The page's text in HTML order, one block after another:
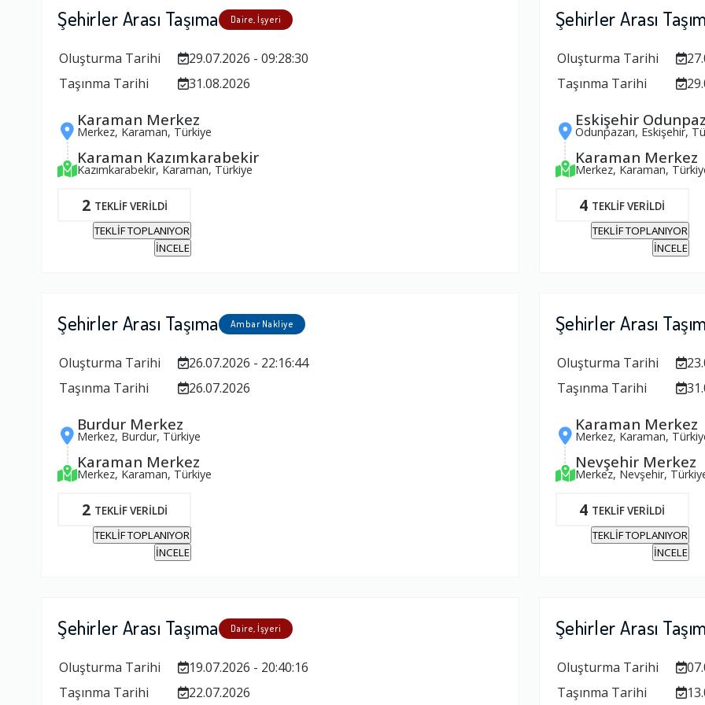
Şehirler Arası Taşıma Daire, İşyeri
Oluşturma Tarihi
29.07.2026 - 09:28:30
Taşınma Tarihi
31.08.2026
Karaman Merkez
Merkez, Karaman, Türkiye
Karaman Kazımkarabekir
Kazımkarabekir, Karaman, Türkiye
2 TEKLİF VERİLDİ
TEKLİF TOPLANIYOR
İNCELE
Şehirler Arası
Oluşturma Tarihi
Taşınma Tarihi
Eskişehir
Odunpazarı, Eskişehir,
Karaman Merkez
Merkez, Karaman,
4 TEKLİF VERİLDİ
TEKLİF TOPLANIYOR
İNCELE
Şehirler Arası Taşıma Ambar Nakliye
Oluşturma Tarihi
26.07.2026 - 22:16:44
Taşınma Tarihi
26.07.2026
Burdur Merkez
Merkez, Burdur, Türkiye
Karaman Merkez
Merkez, Karaman, Türkiye
2 TEKLİF VERİLDİ
TEKLİF TOPLANIYOR
İNCELE
Şehirler Arası
Oluşturma Tarihi
Taşınma Tarihi
Karaman Merkez
Merkez, Karaman,
Nevşehir Merkez
Merkez, Nevşehir,
4 TEKLİF VERİLDİ
TEKLİF TOPLANIYOR
İNCELE
Şehirler Arası Taşıma Daire, İşyeri
Oluşturma Tarihi
19.07.2026 - 20:40:16
Taşınma Tarihi
22.07.2026
Şehirler Arası
Oluşturma Tarihi
Taşınma Tarihi